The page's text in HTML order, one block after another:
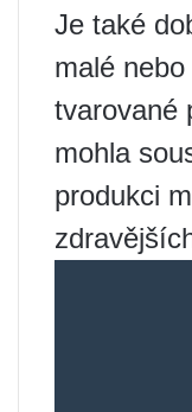
Je také
malé
tvarované
mohla
produkci